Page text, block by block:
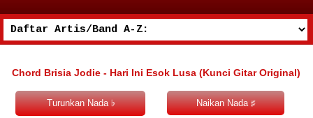
Chord Brisia Jodie - Hari Ini Esok Lusa (Kunci Gitar Original)